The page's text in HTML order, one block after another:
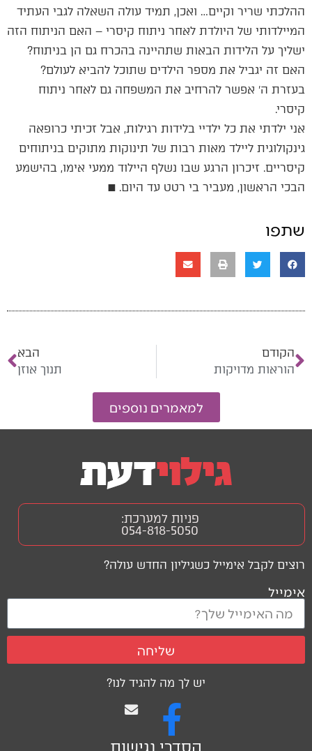
ההלכתי שריר וקיים… ואכן, תמיד עולה השאלה לגבי העתיד
המיילדותי של היולדת לאחר ניתוח קיסרי – האם הניתוח הזה
ישליך על הלידות הבאות שתהיינה בהכרח גם הן בניתוח?
האם זה יגביל את מספר הילדים שתוכל להביא לעולם?
בעזרת ה׳ אפשר להרחיב את המשפחה גם לאחר ניתוח
קיסרי.
אני ילדתי את כל ילדיי בלידות רגילות, אבל זכיתי כרופאה
גינקולוגית ליילד מאות רבות של תינוקות מתוקים בניתוחים
קיסריים. זיכרון הרגע שבו נשלף היילוד ממעי אימו, בהישמע
הבכי הראשון, מעביר בי רטט עד היום. ■
שתפו
הקודם
הוראות מדויקות
הבא
תנוך אוזן
למאמרים נוספים
יש לך מה להגיד לנו?
רוצים לקבל אימייל כשגיליון החדש עולה?
אימייל
שליחה
פניות למערכת:
054-818-5050